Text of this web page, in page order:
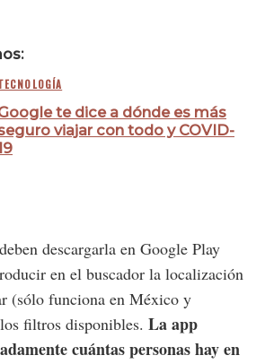
te dice a dónde es más
viajar con todo y COVID-
descargarla en Google Play
en el buscador la localización
(sólo funciona en México y
filtros disponibles. La app
cuántas personas hay en